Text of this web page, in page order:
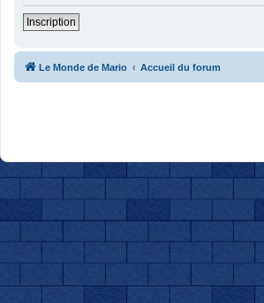
Inscription
Le Monde de Mario Accueil du forum